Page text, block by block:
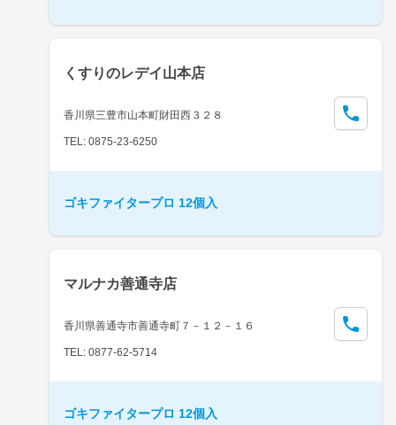
くすりのレデイ山本店
香川県三豊市山本町財田西３２８
TEL: 0875-23-6250
ゴキファイタープロ 12個入
マルナカ善通寺店
香川県善通寺市善通寺町７－１２－１６
TEL: 0877-62-5714
ゴキファイタープロ 12個入